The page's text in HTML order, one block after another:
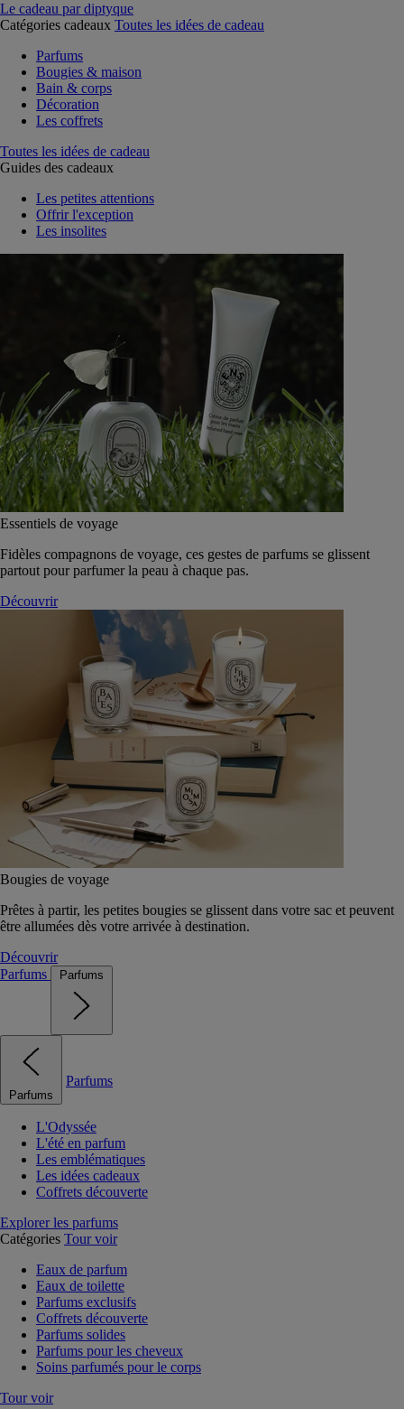
Le cadeau par diptyque
Catégories cadeaux Toutes les idées de cadeau
Parfums
Bougies & maison
Bain & corps
Décoration
Les coffrets
Toutes les idées de cadeau
Guides des cadeaux
Les petites attentions
Offrir l'exception
Les insolites
Essentiels de voyage
Fidèles compagnons de voyage, ces gestes de parfums se glissent
partout pour parfumer la peau à chaque pas.
Découvrir
Bougies de voyage
Prêtes à partir, les petites bougies se glissent dans votre sac et peuvent
être allumées dès votre arrivée à destination.
Découvrir
Parfums
Parfums
Parfums
Parfums
L'Odyssée
L'été en parfum
Les emblématiques
Les idées cadeaux
Coffrets découverte
Explorer les parfums
Catégories Tour voir
Eaux de parfum
Eaux de toilette
Parfums exclusifs
Coffrets découverte
Parfums solides
Parfums pour les cheveux
Soins parfumés pour le corps
Tour voir